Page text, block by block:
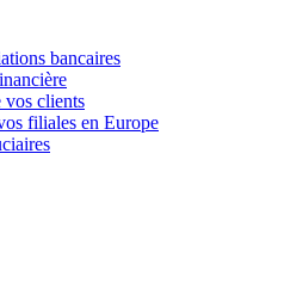
bancaires
vos clients
filiales en Europe